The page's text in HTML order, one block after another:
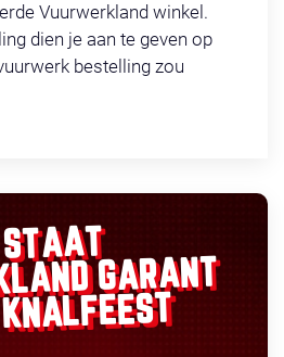
Vuurwerkland winkel.
dien je aan te geven op
bestelling zou
GARANT